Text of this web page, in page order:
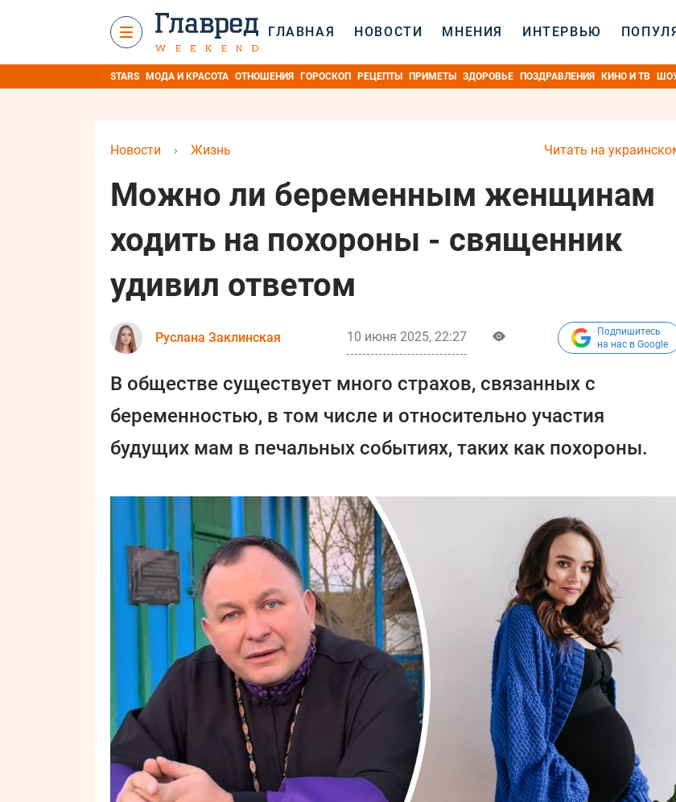
ГЛАВНАЯ НОВОСТИ МНЕНИЯ ИНТЕРВЬЮ
STARS МОДА И КРАСОТА ОТНОШЕНИЯ ГОРОСКОП РЕЦЕПТЫ ПРИМЕТЫ ЗДОРОВЬЕ ПОЗДРАВЛЕНИЯ КИНО И ТВ
Читать на
Новости › Жизнь
Можно ли беременным женщинам
ходить на похороны - священник
удивил ответом
Руслана Заклинская 10 июня 2025, 22:27
Подпишитесь
на нас в Google
В обществе существует много страхов, связанных с
беременностью, в том числе и относительно участия
будущих мам в печальных событиях, таких как похороны.